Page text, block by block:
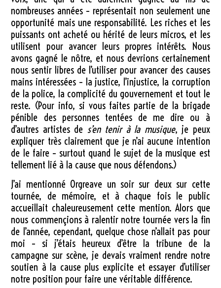
nombreuses années – représentait non seulement une
opportunité mais une responsabilité. Les riches et les
puissants ont acheté ou hérité de leurs micros, et les
utilisent pour avancer leurs propres intérêts. Nous
avons gagné le nôtre, et nous devrions certainement
nous sentir libres de l’utiliser pour avancer des causes
mains intéressées – la justice, l’injustice, la corruption
de la police, la complicité du gouvernement et tout le
reste. (Pour info, si vous faites partie de la brigade
pénible des personnes tentées de me dire ou à
d’autres artistes de s’en tenir à la musique, je peux
expliquer très clairement que je n’ai aucune intention
de le faire – surtout quand le sujet de la musique est
tellement lié à la cause que nous défendons.)
J’ai mentionné Orgreave un soir sur deux sur cette
tournée, de mémoire, et à chaque fois le public
accueillait chaleureusement cette mention. Alors que
nous commençions à ralentir notre tournée vers la fin
de l’année, cependant, quelque chose n’allait pas pour
moi – si j’étais heureux d’être la tribune de la
campagne sur scène, je devais vraiment rendre notre
soutien à la cause plus explicite et essayer d’utiliser
notre position pour faire une véritable différence.